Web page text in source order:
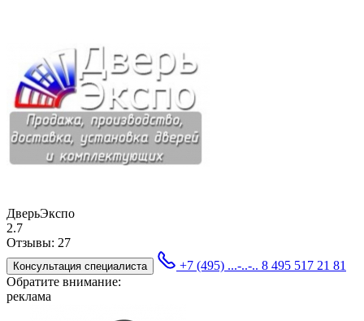
ДверьЭкспо
2.7
Отзывы: 27
Консультация специалиста +7 (495) ...-..-.. 8 495 517 21 81
Обратите внимание:
реклама